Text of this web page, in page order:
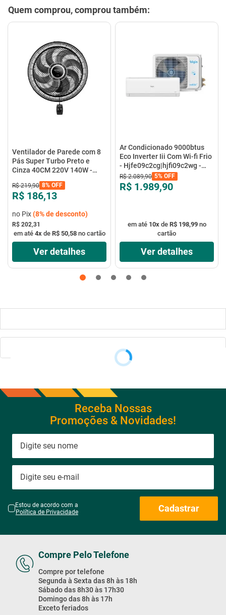
Quem comprou, comprou também:
Ventilador de Parede com 8
Pás Super Turbo Preto e
Cinza 40CM 220V 140W -
R$ 219,90 8% OFF
R$ 186,13
no Pix(8%de desconto)
R$ 202,31
em até 4xde R$ 50,58no cartão
Ver detalhes
Ar Condicionado 9000btus
Eco Inverter Iii Com Wi-fi Frio
- Hjfe09c2cg|hjfi09c2wg -
Elgin
R$ 2.089,90 5% OFF
R$ 1.989,90
em até 10xde R$ 198,99no
cartão
Ver detalhes
Receba Nossas
Promoções & Novidades!
Estou de acordo com a
Política de Privacidade
Cadastrar
Compre Pelo Telefone
Compre por telefone
Segunda à Sexta das 8h às 18h
Sábado das 8h30 às 17h30
Domingo das 8h às 17h
Exceto feriados